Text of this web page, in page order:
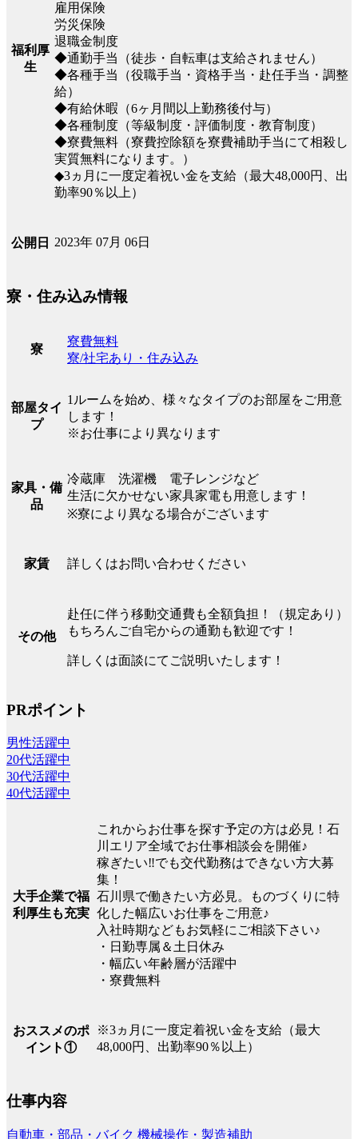
福利厚
生
雇用保険
労災保険
退職金制度
◆通勤手当（徒歩・自転車は支給されません）
◆各種手当（役職手当・資格手当・赴任手当・調整
給）
◆有給休暇（6ヶ月間以上勤務後付与）
◆各種制度（等級制度・評価制度・教育制度）
◆寮費無料（寮費控除額を寮費補助手当にて相殺し
実質無料になります。）
◆3ヵ月に一度定着祝い金を支給（最大48,000円、出
勤率90％以上）
公開日 2023年 07月 06日
寮・住み込み情報
寮
寮費無料
寮/社宅あり・住み込み
部屋タイ
プ
1ルームを始め、様々なタイプのお部屋をご用意
します！
※お仕事により異なります
家具・備
品
冷蔵庫 洗濯機 電子レンジなど
生活に欠かせない家具家電も用意します！
※寮により異なる場合がございます
家賃 詳しくはお問い合わせください
その他
赴任に伴う移動交通費も全額負担！（規定あり）
もちろんご自宅からの通勤も歓迎です！
詳しくは面談にてご説明いたします！
PRポイント
男性活躍中
20代活躍中
30代活躍中
40代活躍中
大手企業で福
利厚生も充実
これからお仕事を探す予定の方は必見！石
川エリア全域でお仕事相談会を開催♪
稼ぎたい‼でも交代勤務はできない方大募
集！
石川県で働きたい方必見。ものづくりに特
化した幅広いお仕事をご用意♪
入社時期などもお気軽にご相談下さい♪
・日勤専属＆土日休み
・幅広い年齢層が活躍中
・寮費無料
おススメのポ
イント①
※3ヵ月に一度定着祝い金を支給（最大
48,000円、出勤率90％以上）
仕事内容
自動車・部品・バイク 機械操作・製造補助